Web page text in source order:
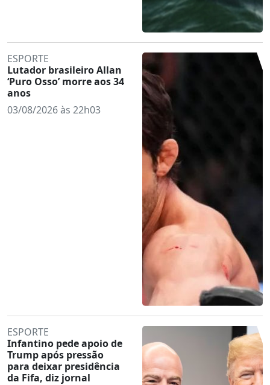
ESPORTE
Lutador brasileiro Allan
‘Puro Osso’ morre aos 34
anos
03/08/2026 às 22h03
ESPORTE
Infantino pede apoio de
Trump após pressão
para deixar presidência
da Fifa, diz jornal